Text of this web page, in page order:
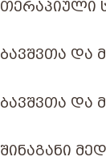
ᲗᲔᲠᲐᲞᲘᲣᲚᲘ
ᲑᲐᲕᲨᲕᲗᲐ ᲓᲐ
ᲑᲐᲕᲨᲕᲗᲐ ᲓᲐ
ᲨᲘᲜᲐᲒᲐᲜᲘ